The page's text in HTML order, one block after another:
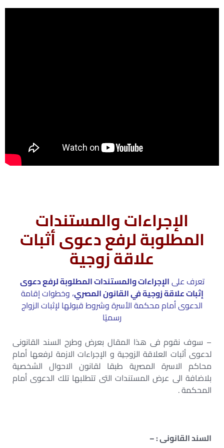
الإجراءات والمستندات
المطلوبة لرفع دعوى أثبات
علاقة زوجية
تعرف علىالإجراءات والمستندات المطلوبة لرفع دعوى
إثبات علاقة زوجية في القانون المصري، وخطوات إقامة
الدعوى أمام محكمة الأسرة وشروط قبولها لإثبات الزواج
رسميًا
– سوف نقوم فى هذا المقال بعرض وطرح السند القانونى
لدعوى أثبات العلاقة الزوجية و الإجراءات الازمة لرفعها أمام
محاكم الاسرة المصرية طبقا لقانون الاحوال الشخصية
بلاضافة الى عرض المستندات التى تتطلبها تلك الدعوى أمام
المحكمة .
السند القانونى : –